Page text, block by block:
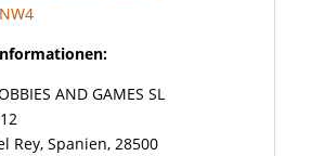
AND GAMES SL
Rey, Spanien, 28500